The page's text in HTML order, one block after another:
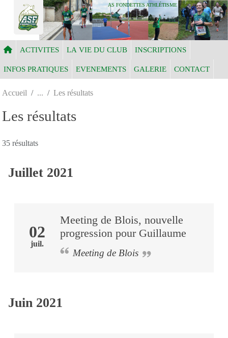
AS FONDETTES ATHLÉTISME
ACTIVITES LA VIE DU CLUB INSCRIPTIONS
INFOS PRATIQUES EVENEMENTS GALERIE CONTACT
Accueil Les résultats
Les résultats
35 résultats
Juillet 2021
02
juil.
Meeting de Blois, nouvelle
progression pour Guillaume
Meeting de Blois
Juin 2021
Panneau de gestion des cookies